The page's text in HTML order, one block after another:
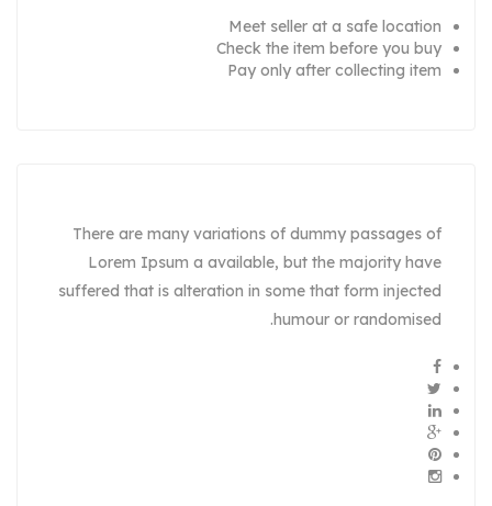
Meet seller at a safe location
Check the item before you buy
Pay only after collecting item
There are many variations of dummy passages of
Lorem Ipsum a available, but the majority have
suffered that is alteration in some that form injected
humour or randomised.